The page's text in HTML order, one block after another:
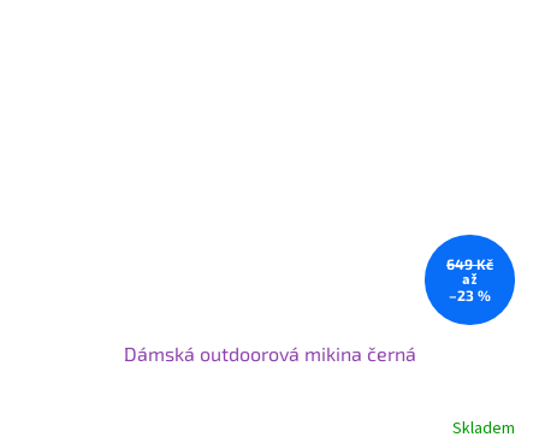
649 Kč
až
–23 %
Dámská outdoorová mikina černá
Skladem